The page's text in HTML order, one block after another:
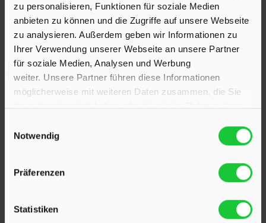
zu personalisieren, Funktionen für soziale Medien
anbieten zu können und die Zugriffe auf unsere Webseite
zu analysieren. Außerdem geben wir Informationen zu
Ihrer Verwendung unserer Webseite an unsere Partner
für soziale Medien, Analysen und Werbung
weiter. Unsere Partner führen diese Informationen
möglicherweise mit weiteren Daten zusammen, die Sie
Notwendig
Präferenzen
Statistiken
23795 Klein Rönnau
Bollmoor 2
Telefon:
04551 901690
24568 Kaltenkirchen
Holstenstraße 26
E-Mail:info@hinrichsen-immobilien.com
PROFIL
Als kompetenter
Immobilienmakler in Klein Rönnau